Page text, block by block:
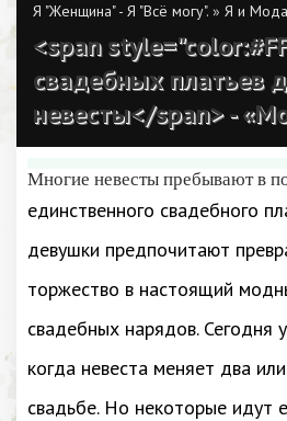
Я "Женщина" - Я "Всё могу". » Я и
<span
свадебных платьев
невесты</span> -
Многие невесты пребывают в
единственного свадебного
девушки предпочитают
торжество в настоящий
свадебных нарядов. Сегодня
когда невеста меняет два
свадьбе. Но некоторые идут